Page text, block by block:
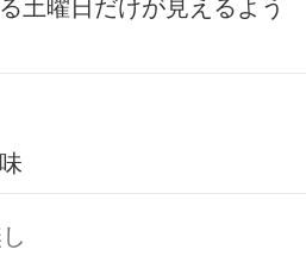
土曜日だけが見えるよう